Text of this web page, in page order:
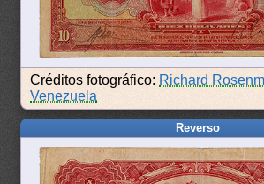
Créditos fotográfico: Richard
Venezuela
Reverso